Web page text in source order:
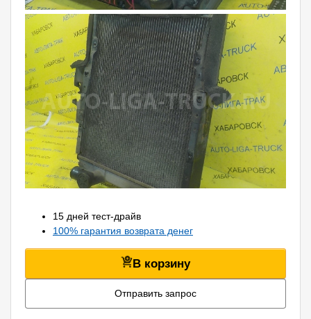
15 дней тест-драйв
100% гарантия возврата денег
В корзину
Отправить запрос